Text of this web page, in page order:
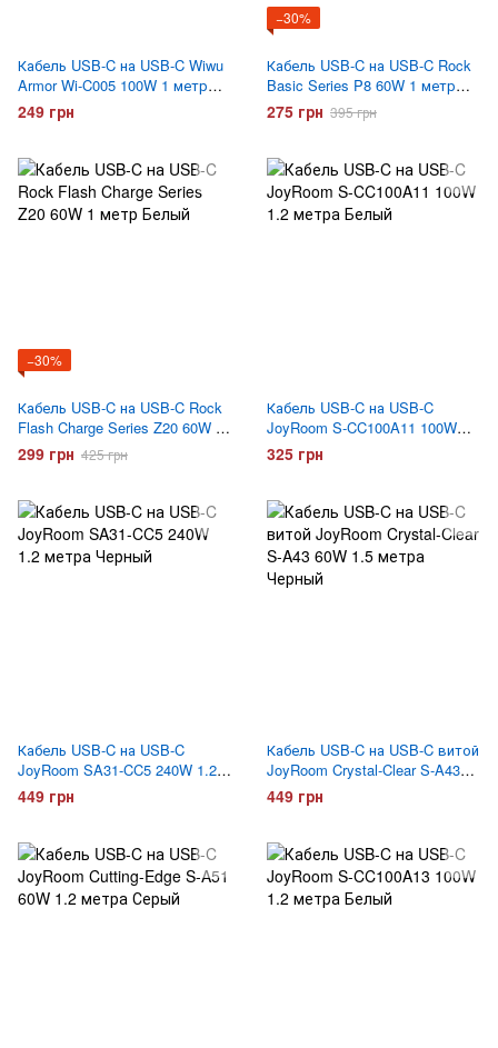
Кабель USB-C на USB-C Wiwu
Armor Wi-C005 100W 1 метр
Белый
249 грн
−30%
Кабель USB-C на USB-C Rock
Basic Series P8 60W 1 метр
Белый
275 грн 395 грн
−30%
Кабель USB-C на USB-C Rock
Flash Charge Series Z20 60W 1
метр Белый
299 грн 425 грн
Кабель USB-C на USB-C
JoyRoom S-CC100A11 100W
1.2 метра Белый
325 грн
Кабель USB-C на USB-C
JoyRoom SA31-CC5 240W 1.2
метра Черный
449 грн
Кабель USB-C на USB-C витой
JoyRoom Crystal-Clear S-A43
60W 1.5 метра Черный
449 грн